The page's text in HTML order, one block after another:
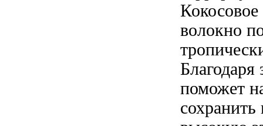
Кокосовое
волокно
Благодаря
поможет